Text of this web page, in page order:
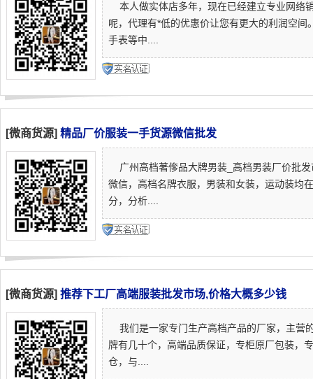
本人做实体店多年，现在已经建立专业网络
呢，代理有*低的优惠价让您有更大的利润空
手表等中....
[微商货源] 精品厂价服装一手货源微信批发
广州高档著偧品大牌男装_高档男装厂价批
微信，高档名牌衣服，男装和女装，运动装均
分，分析....
[微商货源] 推荐下工厂高端服装批发市场,价格大概多少钱
我们是一家专门生产高档产品的厂家，主营
牌有几十个，高端品质保证，专柜原厂包装，
仓，与....